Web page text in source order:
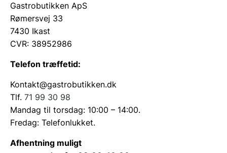
Gastrobutikken ApS
Rømersvej 33
7430 Ikast
CVR: 38952986
Telefon træffetid:
Kontakt@gastrobutikken.dk
Tlf. 71 99 30 98
Mandag til torsdag: 10:00 – 14:00.
Fredag: Telefonlukket.
Afhentning muligt